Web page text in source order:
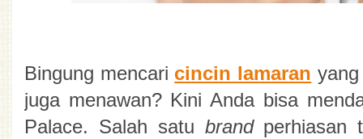
Bingung mencari cincin lamaran
juga menawan? Kini Anda bisa
Palace. Salah satu brand perhiasan